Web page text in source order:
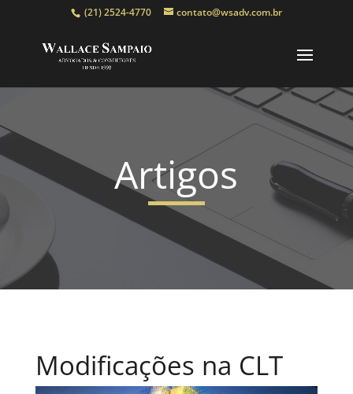
(21) 2524-4770 contato@wsadv.com.br
Artigos
Modificações na CLT